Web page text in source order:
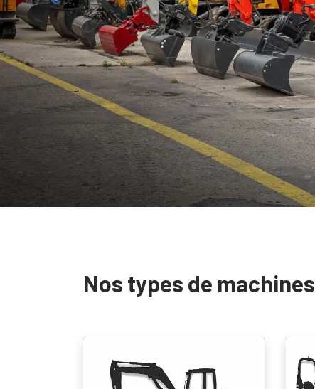
Nos types de machines